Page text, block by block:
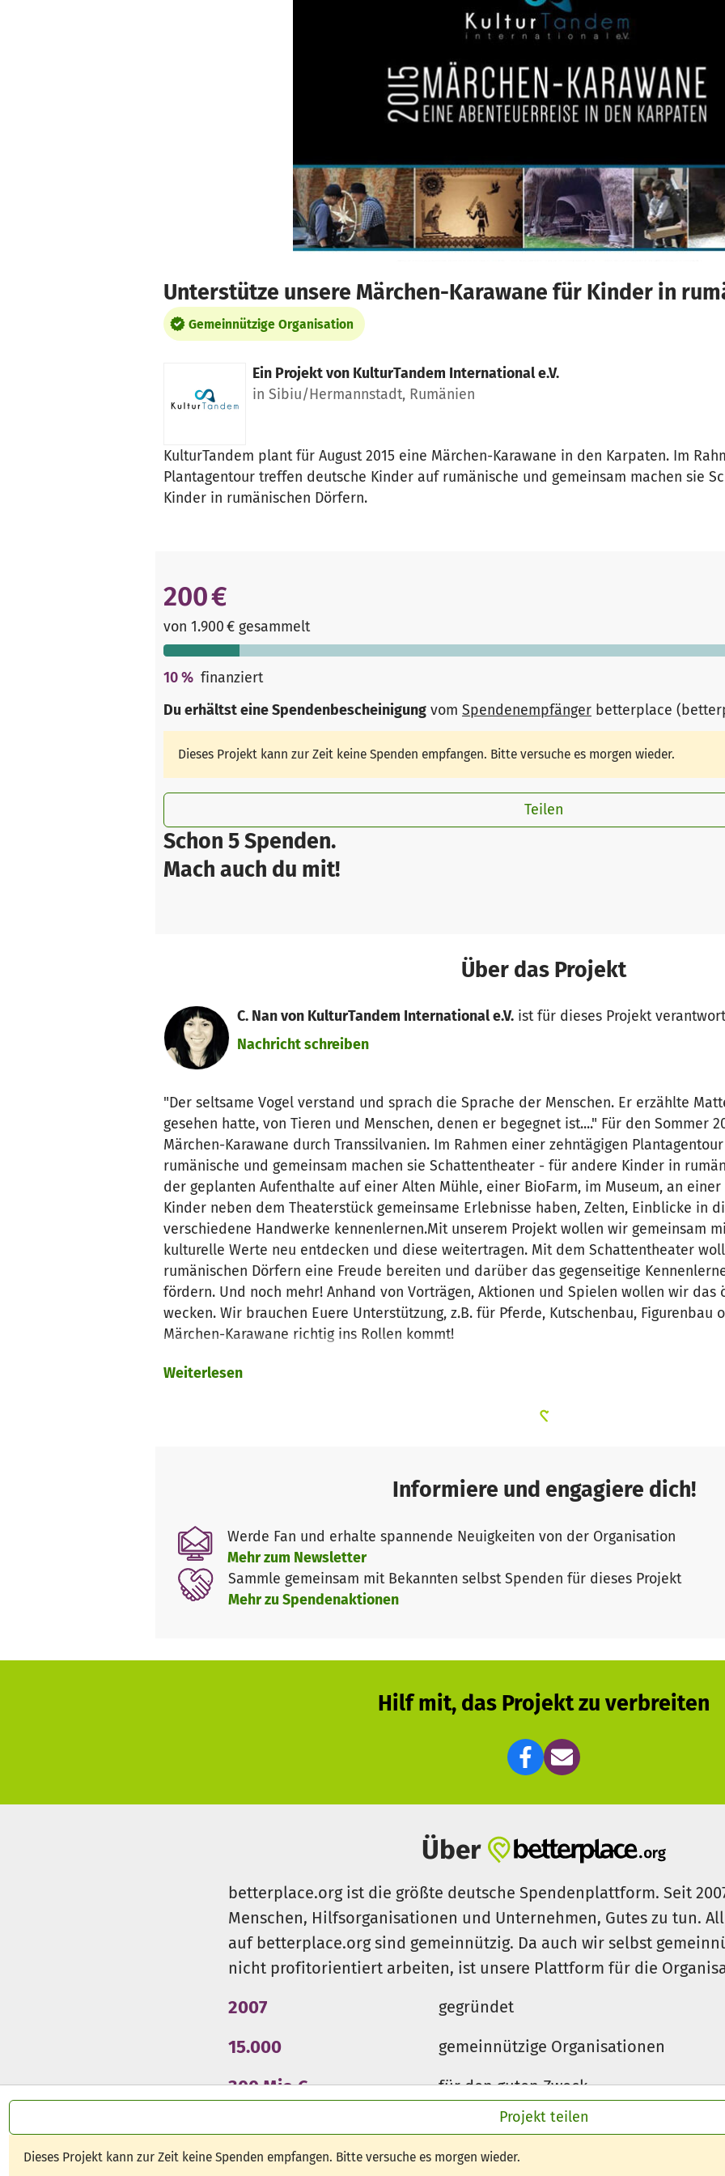
Projekt teilen
Dieses Projekt kann zur Zeit keine Spenden empfangen. Bitte versuche es morgen wieder.
Unterstütze unsere Märchen-Karawane für Kinder in
Gemeinnützige Organisation
Ein Projekt von KulturTandem International e.V.
in Sibiu/Hermannstadt, Rumänien
KulturTandem plant für August 2015 eine Märchen-Karawane in den Karpaten. Im
Plantagentour treffen deutsche Kinder auf rumänische und gemeinsam machen sie
Kinder in rumänischen Dörfern.
Schon 5 Spenden.
Mach auch du mit!
200 €
von 1.900 € gesammelt
10% finanziert
Du erhältst eine Spendenbescheinigung vom Spendenempfänger betterplace
Dieses Projekt kann zur Zeit keine Spenden empfangen. Bitte versuche es morgen wieder.
Teilen
Über das Projekt
C. Nan von KulturTandem International e.V.ist für dieses Projekt
Nachricht schreiben
"Der seltsame Vogel verstand und sprach die Sprache der Menschen. Er erzählte
gesehen hatte, von Tieren und Menschen, denen er begegnet ist...." Für den Sommer
Märchen-Karawane durch Transsilvanien. Im Rahmen einer zehntägigen
rumänische und gemeinsam machen sie Schattentheater - für andere Kinder in
der geplanten Aufenthalte auf einer Alten Mühle, einer BioFarm, im Museum, an
Kinder neben dem Theaterstück gemeinsame Erlebnisse haben, Zelten, Einblicke in
verschiedene Handwerke kennenlernen.Mit unserem Projekt wollen wir gemeinsam
kulturelle Werte neu entdecken und diese weitertragen. Mit dem Schattentheater
rumänischen Dörfern eine Freude bereiten und darüber das gegenseitige
fördern. Und noch mehr! Anhand von Vorträgen, Aktionen und Spielen wollen wir das
wecken. Wir brauchen Euere Unterstützung, z.B. für Pferde, Kutschenbau, Figurenbau
Märchen-Karawane richtig ins Rollen kommt!
Unsere Zielgruppen:
Das Besondere an unserem Projekt:
Unsere Märchen-Karawane ist einzigartig in ihrem Format: Wir sind über 10 Tagen
unterwegs, um Botschaften rund um die Themen Toleranz, Offenheit für das Andere,
vermitteln. Gemeinsam mit Kindern aus Deutschland und Rumänien wollen wir ein
Weiterlesen
Informiere und engagiere dich!
Werde Fan und erhalte spannende Neuigkeiten von der Organisation
Mehr zum Newsletter
Sammle gemeinsam mit Bekannten selbst Spenden für dieses Projekt
Mehr zu Spendenaktionen
Hilf mit, das Projekt zu verbreiten
Über
betterplace.org ist die größte deutsche Spendenplattform. Seit
Menschen, Hilfsorganisationen und Unternehmen, Gutes zu tun.
auf betterplace.org sind gemeinnützig. Da auch wir selbst
nicht profitorientiert arbeiten, ist unsere Plattform für die
2007 gegründet
15.000 gemeinnützige Organisationen
300 Mio € für den guten Zweck